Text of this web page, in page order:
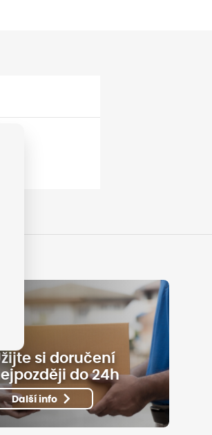
si doručení
do 24h
Další info